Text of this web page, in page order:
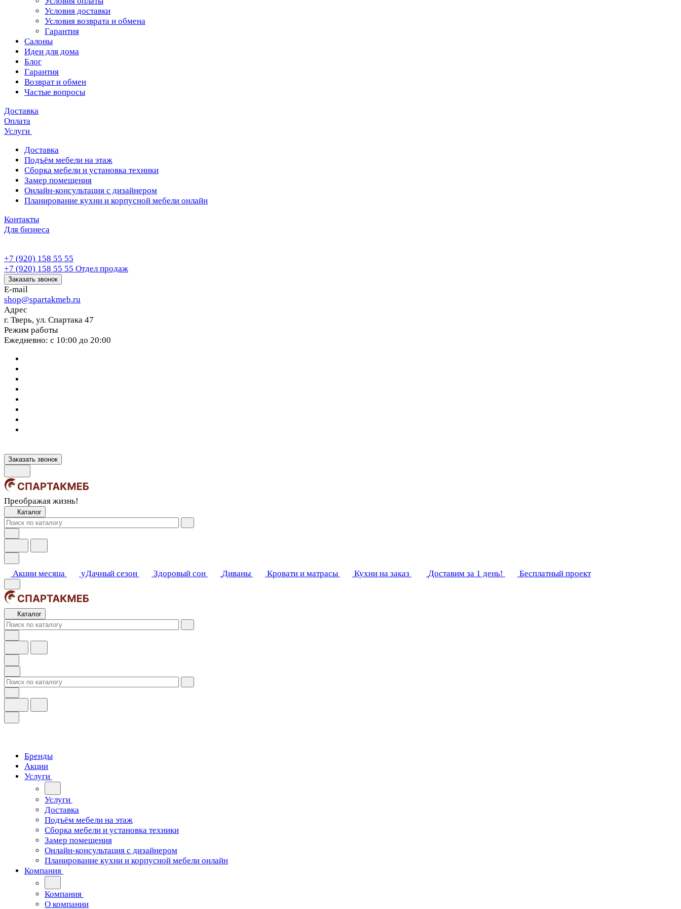
Условия доставки
Условия возврата и обмена
Гарантия
Салоны
Идеи для дома
Блог
Гарантия
Возврат и обмен
Частые вопросы
Доставка
Оплата
Услуги
Доставка
Подъём мебели на этаж
Сборка мебели и установка техники
Замер помещения
Онлайн-консультация с дизайнером
Планирование кухни и корпусной мебели онлайн
Контакты
Для бизнеса
+7 (920) 158 55 55
+7 (920) 158 55 55 Отдел продаж
Заказать звонок
E-mail
shop@spartakmeb.ru
Адрес
г. Тверь, ул. Спартака 47
Режим работы
Ежедневно: с 10:00 до 20:00
Заказать звонок
Преображая жизнь!
Каталог
Акции месяца уДачный сезон Здоровый сон Диваны Кровати и матрасы Кухни на заказ Доставим за 1 день! Бесплатный проект
Каталог
Бренды
Акции
Услуги
Услуги
Доставка
Подъём мебели на этаж
Сборка мебели и установка техники
Замер помещения
Онлайн-консультация с дизайнером
Планирование кухни и корпусной мебели онлайн
Компания
Компания
О компании